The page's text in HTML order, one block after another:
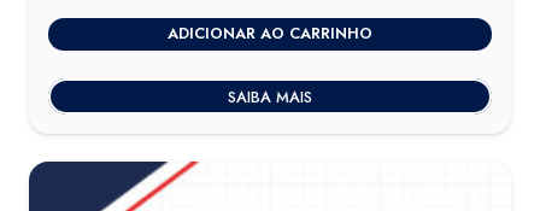
original
era:
R$400,00.
atual
é:
R$320,00.
ADICIONAR AO CARRINHO
SAIBA MAIS